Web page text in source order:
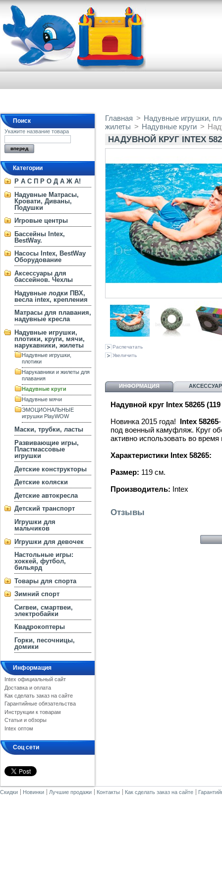
Поиск
Укажите название товара
Категории
Р А С П Р О Д А Ж А!
Надувные Матрасы,
Кровати, Диваны,
Подушки
Игровые центры
Бассейны Intex,
BestWay.
Насосы Intex, BestWay
Оборудование
Аксессуары для
бассейнов. Чехлы
Надувные лодки ПВХ,
весла intex, крепления
Матрасы для плавания,
надувные кресла
Надувные игрушки,
плотики, круги, мячи,
нарукавники, жилеты
Надувные игрушки,
плотики
Нарукавники и жилеты для
плавания
Надувные круги
Надувные мячи
ЭМОЦИОНАЛЬНЫЕ
игрушки PlayWOW
Маски, трубки, ласты
Развивающие игры,
Пластмассовые
игрушки
Детские конструкторы
Детские коляски
Детские автокресла
Детский транспорт
Игрушки для
мальчиков
Игрушки для девочек
Настольные игры:
хоккей, футбол,
бильярд
Товары для спорта
Зимний спорт
Сигвеи, смартвеи,
электробайки
Квадрокоптеры
Горки, песочницы,
домики
Информация
Intex официальный сайт
Доставка и оплата
Как сделать заказ на сайте
Гарантийные обязательства
Инструкции к товарам
Статьи и обзоры
Intex оптом
Соц сети
Главная > Надувные игрушки,
жилеты > Надувные круги >
НАДУВНОЙ КРУГ INTEX
Распечатать
Увеличить
ИНФОРМАЦИЯ
Надувной круг Intex 58265
Новинка 2015 года! Intex 58265
под военный камуфляж. Круг
активно использовать во время
Характеристики Intex 58265:
Размер: 119 см.
Производитель: Intex
Отзывы
Скидки Новинки Лучшие продажи Контакты Как сделать заказ на сайте